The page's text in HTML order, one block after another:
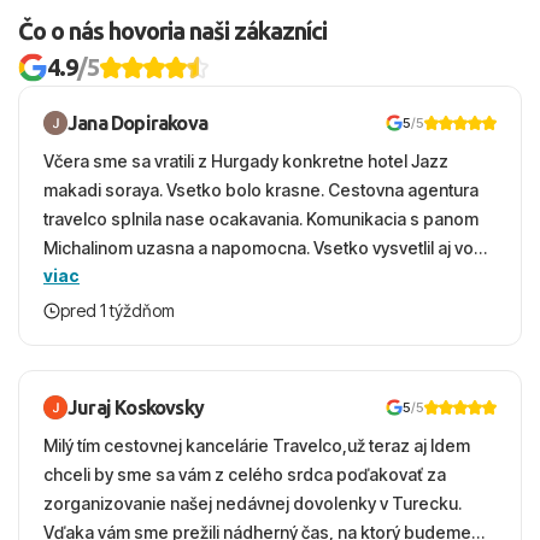
Čo o nás hovoria naši zákazníci
4.9/5
Jana Dopirakova 5/5
Včera sme sa vratili z Hurgady konkretne hotel Jazz
makadi soraya. Vsetko bolo krasne. Cestovna agentura
travelco splnila nase ocakavania. Komunikacia s panom
Michalinom uzasna a napomocna. Vsetko vysvetlil aj vo
vecernych hodinach zaco sa ospravedlnujem. Hotel
krasny, cisty. Sluzby top. Strava, prostredie, more,
viac
pred 1 týždňom
Juraj Koskovsky 5/5
Milý tím cestovnej kancelárie Travelco,už teraz aj Idem
chceli by sme sa vám z celého srdca poďakovať za
zorganizovanie našej nedávnej dovolenky v Turecku.
Vďaka vám sme prežili nádherný čas, na ktorý budeme